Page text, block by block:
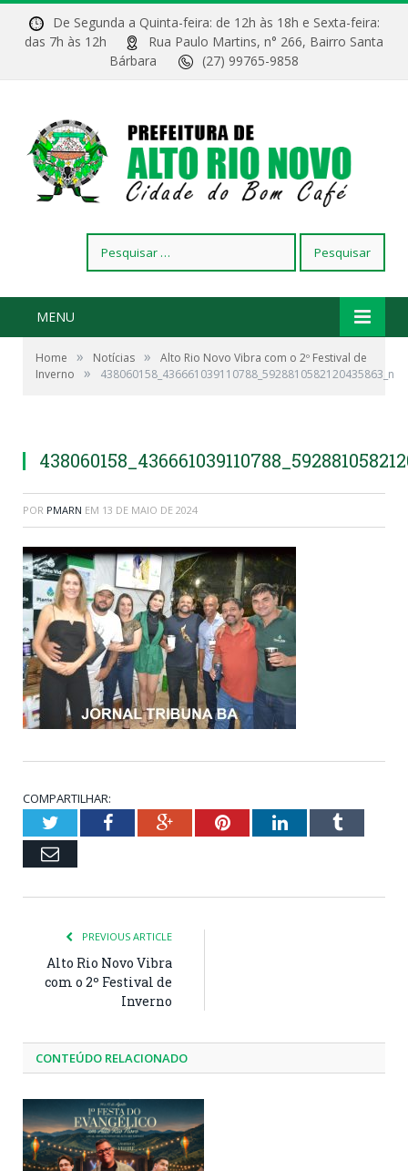
De Segunda a Quinta-feira: de 12h às 18h e Sexta-feira:
das 7h às 12h
Rua Paulo Martins, n° 266, Bairro Santa
Bárbara
(27) 99765-9858
por:
MENU
Home » Notícias »
Alto Rio Novo Vibra com o 2º Festival de
Inverno
» 438060158_436661039110788_5928810582120435863_n
POR PMARN EM 13 DE MAIO DE 2024
COMPARTILHAR:
TwitterFacebookGoogle+PinterestLinkedInTumblr
Email
PREVIOUS ARTICLE
Alto Rio Novo Vibra
com o 2º Festival de
Inverno
CONTEÚDO RELACIONADO